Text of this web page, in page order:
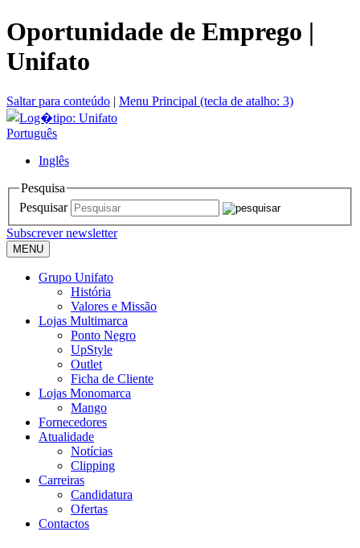
Oportunidade de Emprego |
Unifato
Saltar para conteúdo | Menu Principal (tecla de atalho: 3)
Português
Inglês
Pesquisa
Pesquisar
Subscrever newsletter
MENU
Grupo Unifato
História
Valores e Missão
Lojas Multimarca
Ponto Negro
UpStyle
Outlet
Ficha de Cliente
Lojas Monomarca
Mango
Fornecedores
Atualidade
Notícias
Clipping
Carreiras
Candidatura
Ofertas
Contactos